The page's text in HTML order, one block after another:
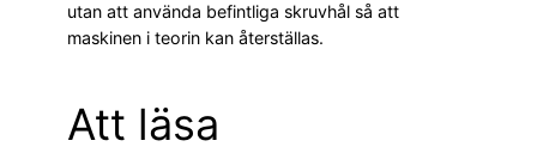
utan att använda befintliga skruvhål så att
maskinen i teorin kan återställas.
Att läsa